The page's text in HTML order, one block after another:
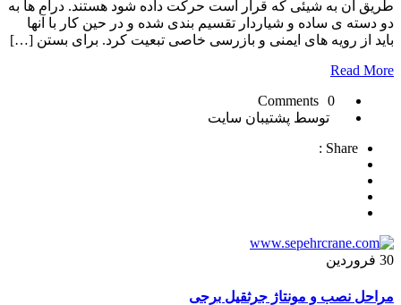
طریق آن به شیئی که قرار است حرکت داده شود هستند. درام ها به
دو دسته ی ساده و شیاردار تقسیم بندی شده و در حین کار با آنها
باید از رویه های ایمنی و بازرسی خاصی تبعیت کرد. برای بستن […]
Read More
0 Comments
توسط پشتیبان سایت
Share :
30 فروردین
مراحل نصب و مونتاژ جرثقیل برجی